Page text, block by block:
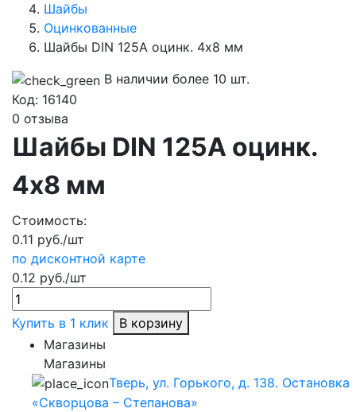
Шайбы
Оцинкованные
Шайбы DIN 125A оцинк. 4х8 мм
В наличии более 10 шт.
Код: 16140
0 отзыва
Шайбы DIN 125A оцинк.
4х8 мм
Стоимость:
0.11 руб./шт
по дисконтной карте
0.12 руб./шт
Купить в 1 клик
В корзину
Магазины
Магазины
Тверь, ул. Горького, д. 138. Остановка
«Скворцова – Степанова»